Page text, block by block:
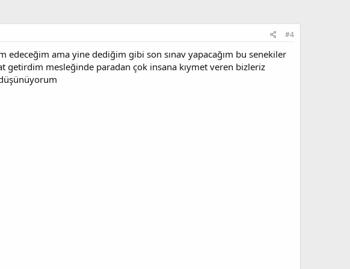
#4
edeceğim ama yine dediğim gibi son sınav yapacağım bu senekiler
getirdim mesleğinde paradan çok insana kıymet veren bizleriz